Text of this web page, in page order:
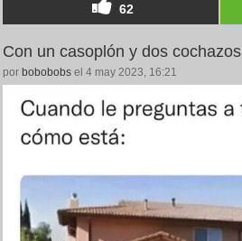
62
Con un casoplón y dos cochazos
por bobobobs el 4 may 2023, 16:21